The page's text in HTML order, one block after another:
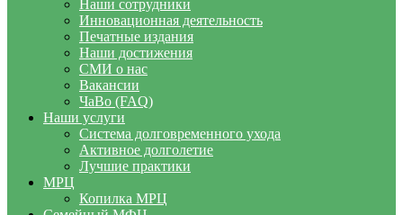
Наши сотрудники
Инновационная деятельность
Печатные издания
Наши достижения
СМИ о нас
Вакансии
ЧаВо (FAQ)
Наши услуги
Система долговременного ухода
Активное долголетие
Лучшие практики
МРЦ
Копилка МРЦ